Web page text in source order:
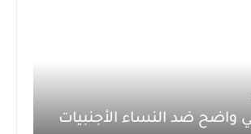
واضح ضد النساء الأجنبيات